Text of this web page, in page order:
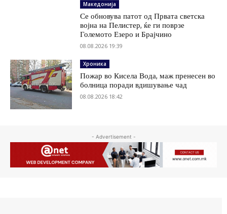
Македонија
Се обновува патот од Првата светска
војна на Пелистер, ќе ги поврзе
Големото Езеро и Брајчино
08.08.2026 19:39
Хроника
Пожар во Кисела Вода, маж пренесен во
болница поради вдишување чад
08.08.2026 18:42
- Advertisement -